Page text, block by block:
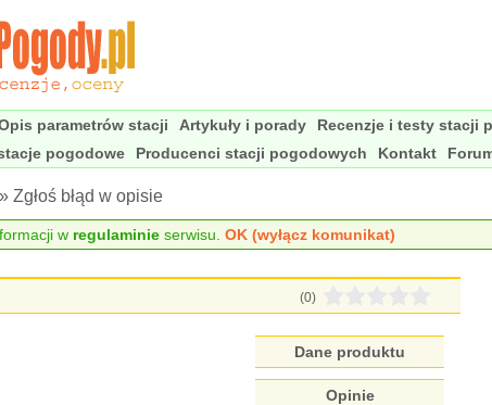
parametrów stacji Artykuły i porady
Recenzje i testy stacji
pogodowe Producenci stacji pogodowych Kontakt
» Zgłoś błąd w opisie
w regulaminieserwisu. OK (wyłącz komunikat)
(0)
Dane produktu
Opinie